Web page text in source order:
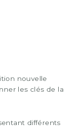
nouvelle
les clés de la
différents